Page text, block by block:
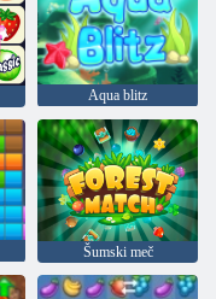
Aqua blitz
Šumski meč